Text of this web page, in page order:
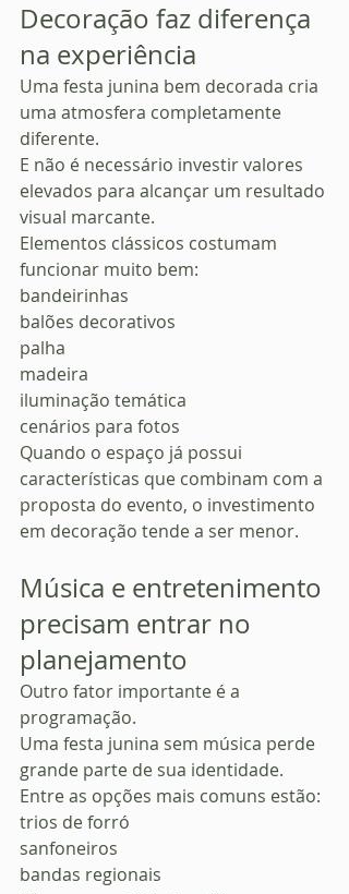
Decoração faz diferença
na experiência
Uma festa junina bem decorada cria
uma atmosfera completamente
diferente.
E não é necessário investir valores
elevados para alcançar um resultado
visual marcante.
Elementos clássicos costumam
funcionar muito bem:
bandeirinhas
balões decorativos
palha
madeira
iluminação temática
cenários para fotos
Quando o espaço já possui
características que combinam com a
proposta do evento, o investimento
em decoração tende a ser menor.
Música e entretenimento
precisam entrar no
planejamento
Outro fator importante é a
programação.
Uma festa junina sem música perde
grande parte de sua identidade.
Entre as opções mais comuns estão:
trios de forró
sanfoneiros
bandas regionais